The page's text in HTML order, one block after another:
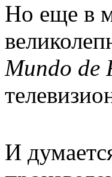
Но еще в
Mundo de
И